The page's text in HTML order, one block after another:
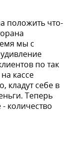
положить что-
мы с
по так
кассе
кладут себе в
Теперь
коли­чество